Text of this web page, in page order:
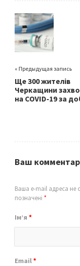
o
o
k
er
« Предыдущая запись
Ще 300 жителів
Черкащини
на COVID-19 за
Ваш
Ваша e-mail адреса
позначені *
Ім’я *
Email*